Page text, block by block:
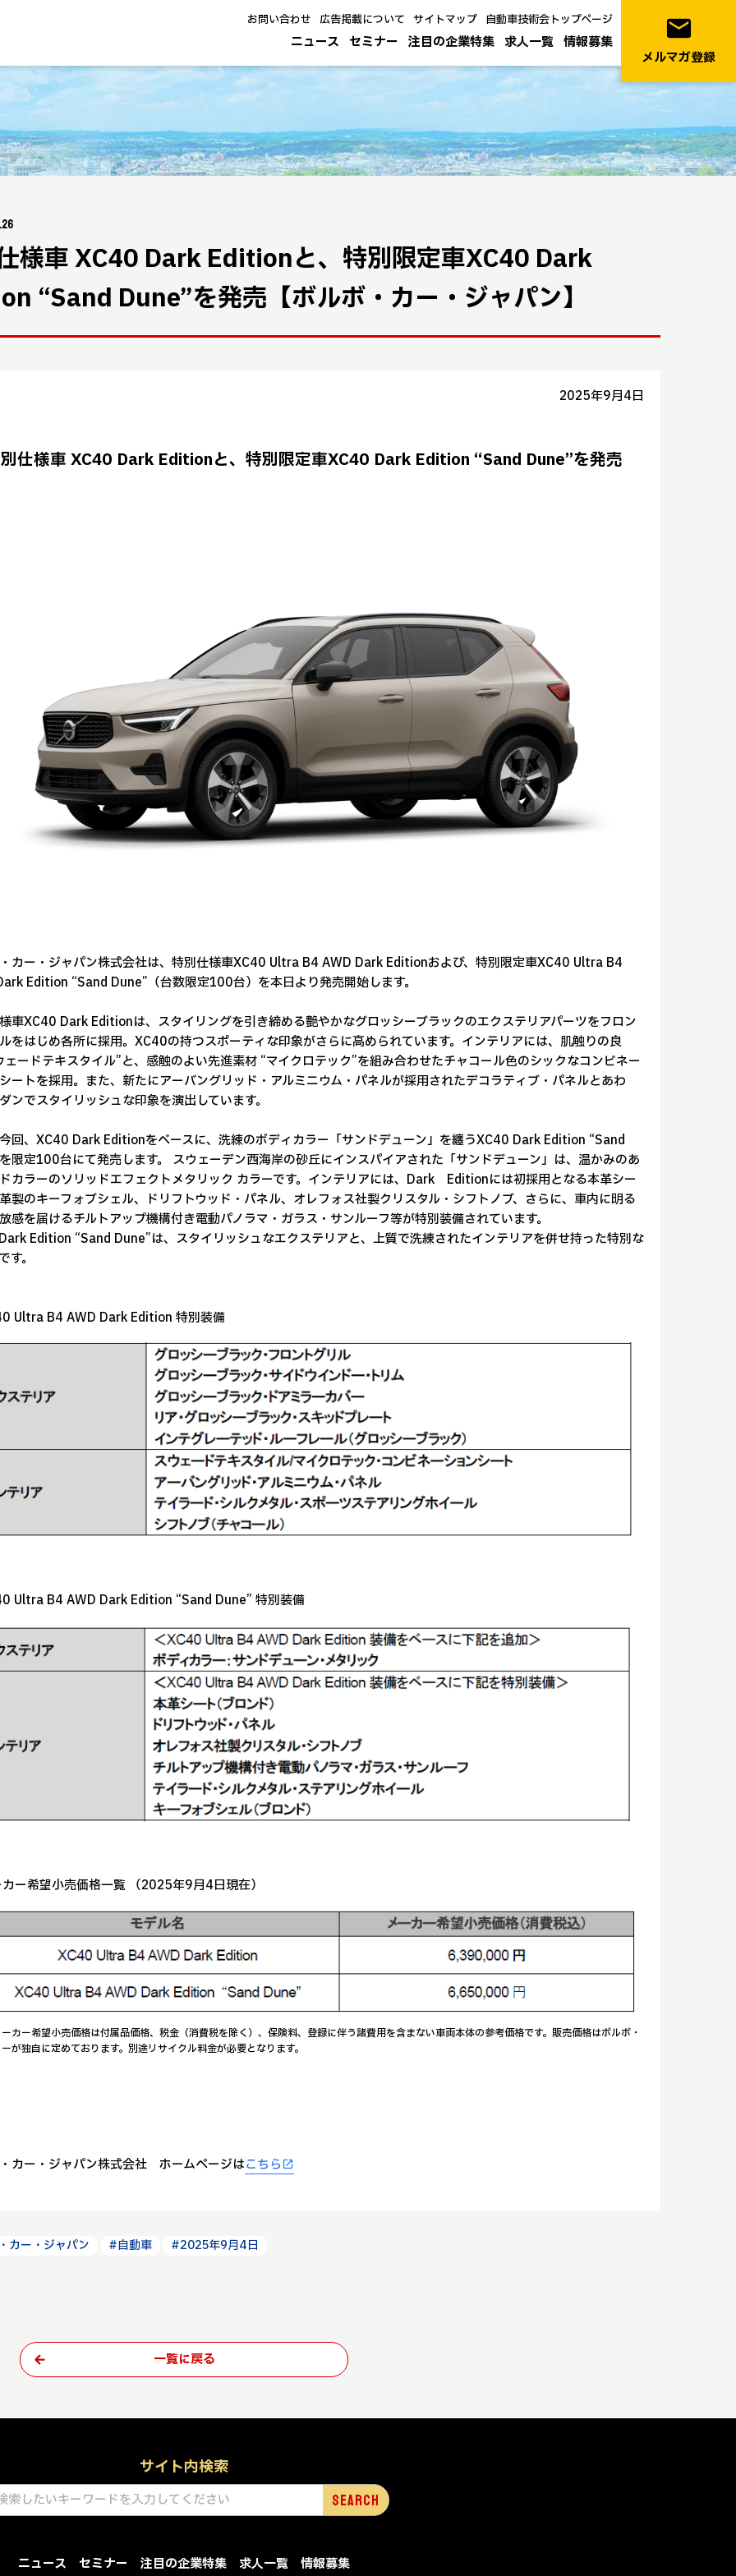
ニュース セミナー 注目の企業特集 求人一覧 情報募集
お問い合わせ 広告掲載について サイトマップ 自動車技術会トップページ email
メルマガ登録
様車 XC40 Dark Editionと、特別限定車XC40 Dark
“Sand Dune”を発売【ボルボ・カー・ジャパン】
2025年9月4日
仕様車 XC40 Dark Editionと、特別限定車XC40 Dark Edition “Sand Dune”を発売
カー・ジャパン株式会社は、特別仕様車XC40 Ultra B4 AWD Dark Editionおよび、特別限定車XC40 Ultra B4
Edition “Sand Dune”（台数限定100台）を本日より発売開始します。
車XC40 Dark Editionは、スタイリングを引き締める艶やかなグロッシーブラックのエクステリアパーツをフロン
をはじめ各所に採用。XC40の持つスポーティな印象がさらに高められています。インテリアには、肌触りの良
ェードテキスタイル”と、感触のよい先進素材 “マイクロテック”を組み合わせたチャコール色のシックなコンビネー
ートを採用。また、新たにアーバングリッド・アルミニウム・パネルが採用されたデコラティブ・パネルとあわ
ンでスタイリッシュな印象を演出しています。
回、XC40 Dark Editionをベースに、洗練のボディカラー「サンドデューン」を纏うXC40 Dark Edition “Sand
限定100台にて発売します。 スウェーデン西海岸の砂丘にインスパイアされた「サンドデューン」は、温かみのあ
カラーのソリッドエフェクトメタリック カラーです。インテリアには、Dark Editionには初採用となる本革シー
製のキーフォブシェル、ドリフトウッド・パネル、オレフォス社製クリスタル・シフトノブ、さらに、車内に明る
感を届けるチルトアップ機構付き電動パノラマ・ガラス・サンルーフ等が特別装備されています。
Edition “Sand Dune”は、スタイリッシュなエクステリアと、上質で洗練されたインテリアを併せ持った特別な
す。
Ultra B4 AWD Dark Edition 特別装備
Ultra B4 AWD Dark Edition “Sand Dune” 特別装備
ー希望小売価格一覧 （2025年9月4日現在）
カー希望小売価格は付属品価格、税金（消費税を除く）、保険料、登録に伴う諸費用を含まない車両本体の参考価格です。販売価格はボルボ・
が独自に定めております。別途リサイクル料金が必要となります。
カー・ジャパン株式会社 ホームページはこちら
カー・ジャパン #自動車 #2025年9月4日
一覧に戻る
サイト内検索
ニュース セミナー 注目の企業特集 求人一覧 情報募集